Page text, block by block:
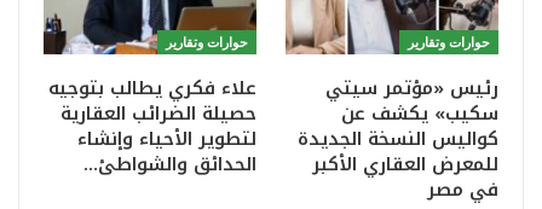
حوارات وتقارير
رئيس «مؤتمر سيتي
سكيب» يكشف عن
كواليس النسخة الجديدة
للمعرض العقاري الأكبر
في مصر
حوارات وتقارير
علاء فكري يطالب بتوجيه
حصيلة الضرائب العقارية
لتطوير الأحياء وإنشاء
الحدائق والشواطئ…